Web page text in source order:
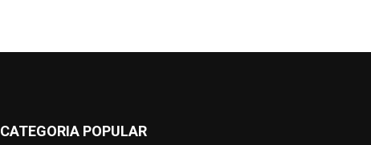
CATEGORIA POPULAR